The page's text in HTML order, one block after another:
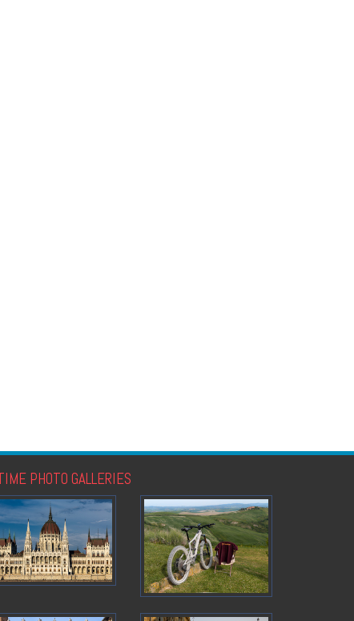
PHOTO GALLERIES